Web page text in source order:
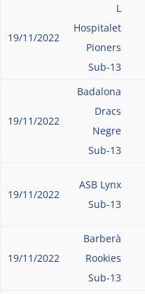
19/11/2022
L
Hospitalet
Pioners
Sub-13
19/11/2022
Badalona
Dracs
Negre
Sub-13
19/11/2022
ASB Lynx
Sub-13
19/11/2022
Barberà
Rookies
Sub-13